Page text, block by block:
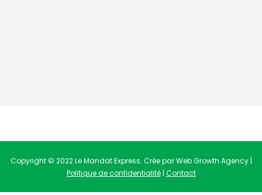
Copyright © 2022 Le Mandat Express. Crée par Web Growth Agency |
Politique de confidentialité| Contact